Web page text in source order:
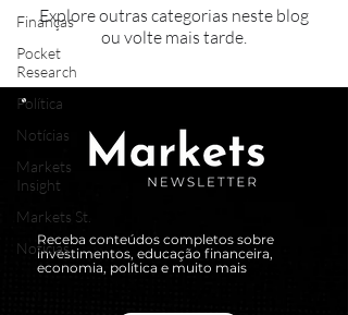
Finanças
Pocket
Research
Política
Notícias
Markets
Insight
Markets St.
Notícias
Explore outras categorias neste blog
ou volte mais tarde.
Receba conteúdos completos sobre
investimentos, educação financeira,
economia, política e muito mais